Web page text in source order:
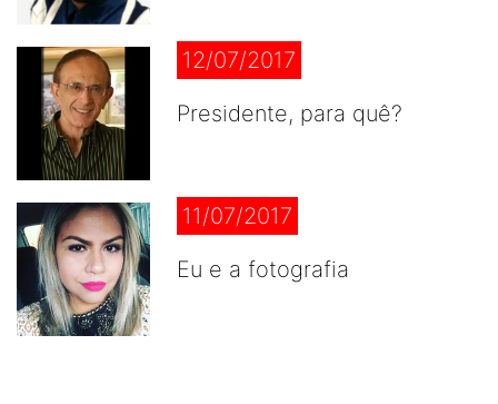
12/07/2017
Presidente, para quê?
11/07/2017
Eu e a fotografia